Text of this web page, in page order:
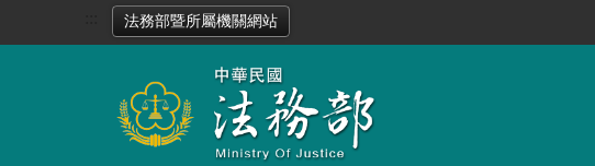
法務部暨所屬機關網站